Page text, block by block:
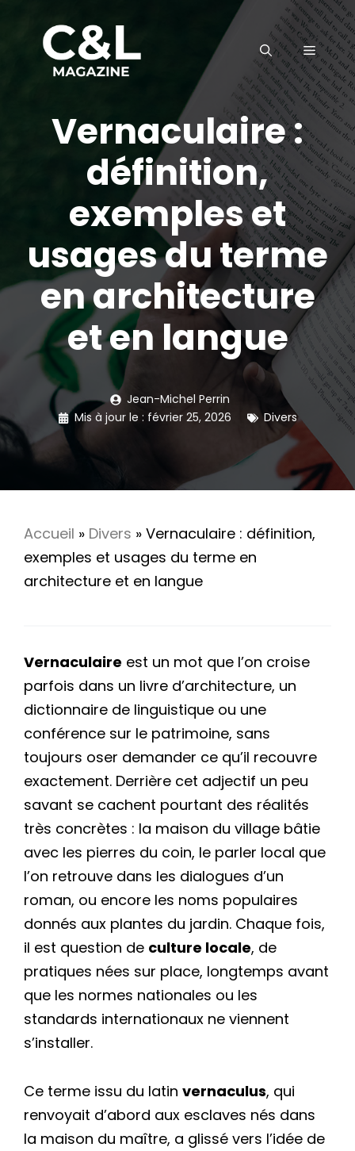
contenu
MENU
Vernaculaire :
définition,
exemples et
usages du terme
en architecture
et en langue
Jean-Michel Perrin
Mis à jour le : février 25, 2026 Divers
Accueil » Divers » Vernaculaire : définition,
exemples et usages du terme en
architecture et en langue
Vernaculaire est un mot que l’on croise
parfois dans un livre d’architecture, un
dictionnaire de linguistique ou une
conférence sur le patrimoine, sans
toujours oser demander ce qu’il recouvre
exactement. Derrière cet adjectif un peu
savant se cachent pourtant des réalités
très concrètes : la maison du village bâtie
avec les pierres du coin, le parler local que
l’on retrouve dans les dialogues d’un
roman, ou encore les noms populaires
donnés aux plantes du jardin. Chaque fois,
il est question de culture locale, de
pratiques nées sur place, longtemps avant
que les normes nationales ou les
standards internationaux ne viennent
s’installer.
Ce terme issu du latin vernaculus, qui
renvoyait d’abord aux esclaves nés dans
la maison du maître, a glissé vers l’idée de